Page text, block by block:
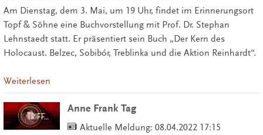
Am Dienstag, dem 3. Mai, um 19 Uhr, findet im Erinnerungsort
Topf & Söhne eine Buchvorstellung mit Prof. Dr. Stephan
Lehnstaedt statt. Er präsentiert sein Buch „Der Kern des
Holocaust. Belzec, Sobibór, Treblinka und die Aktion Reinhardt“.
Weiterlesen
Anne Frank Tag
Aktuelle Meldung: 08.04.2022 17:15